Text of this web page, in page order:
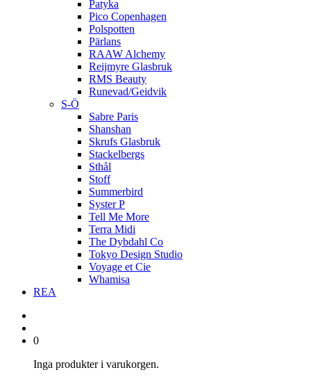
Patyka
Pico Copenhagen
Polspotten
Pärlans
RAAW Alchemy
Reijmyre Glasbruk
RMS Beauty
Runevad/Geidvik
S-Ö
Sabre Paris
Shanshan
Skrufs Glasbruk
Stackelbergs
Sthål
Stoff
Summerbird
Syster P
Tell Me More
Terra Midi
The Dybdahl Co
Tokyo Design Studio
Voyage et Cie
Whamisa
REA
0
Inga produkter i varukorgen.